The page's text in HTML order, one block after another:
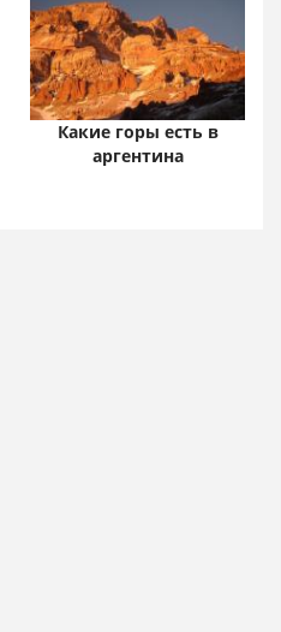
Какие горы есть в
аргентина